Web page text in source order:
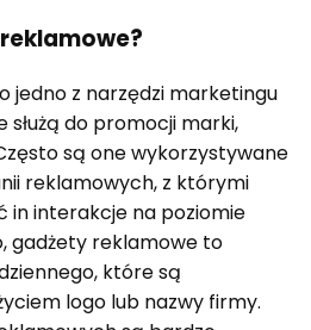
jedno z narzędzi marketingu
do promocji marki,
są one wykorzystywane
reklamowych, z którymi
in interakcje na poziomie
gadżety reklamowe to
które są
logo lub nazwy firmy.